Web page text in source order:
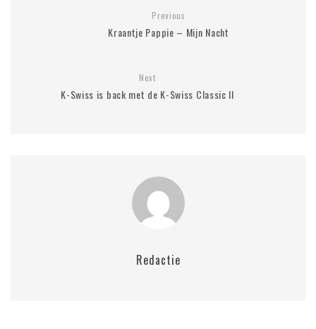
Previous
Kraantje Pappie – Mijn Nacht
Next
K-Swiss is back met de K-Swiss Classic II
Redactie